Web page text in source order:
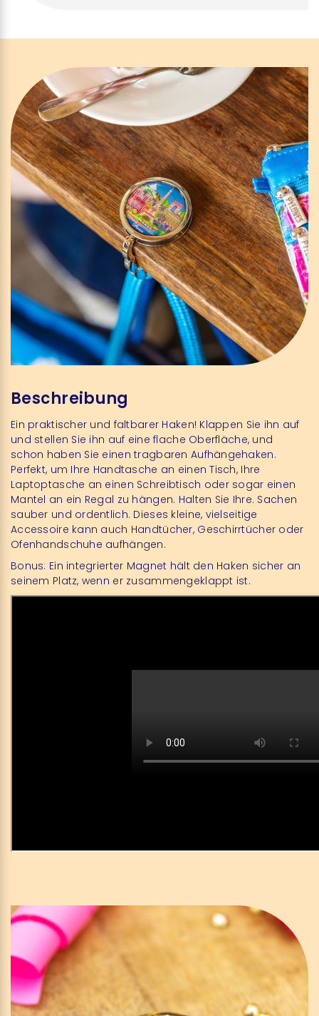
Beschreibung
Ein praktischer und faltbarer Haken! Klappen Sie ihn auf
und stellen Sie ihn auf eine flache Oberfläche, und
schon haben Sie einen tragbaren Aufhängehaken.
Perfekt, um Ihre Handtasche an einen Tisch, Ihre
Laptoptasche an einen Schreibtisch oder sogar einen
Mantel an ein Regal zu hängen. Halten Sie Ihre. Sachen
sauber und ordentlich. Dieses kleine, vielseitige
Accessoire kann auch Handtücher, Geschirrtücher oder
Ofenhandschuhe aufhängen.
Bonus: Ein integrierter Magnet hält den Haken sicher an
seinem Platz, wenn er zusammengeklappt ist.